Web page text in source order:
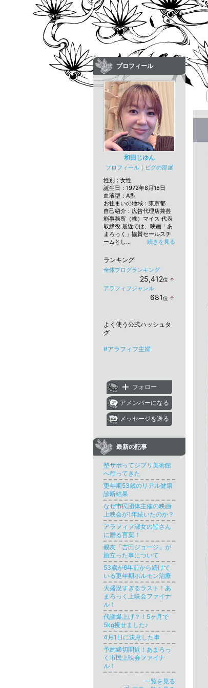
プロフィール
和田じゆん
プロフィール ｜ ピグの部屋
性別： 女性
誕生日： 1972年8月18日
血液型： A型
お住まいの地域： 東京都
自己紹介：広告代理店兼芸
能事務所（株）マイス 代表
取締役 最近では、映画「あ
まろっく」協賛セールスチ
ームとし...
続きを見る
ランキング
全体ブログランキング
25,412位 ↑
アラフィフジャンル
681位 ↑
よく使う公式ハッシュタ
グ
#アラフィフ主婦
フォロー
アメンバーになる
メッセージを送る
最新の記事
塾サボってジブリ美術館
へ行ってきた
更年期53歳のリアル健康
診断結果
なぜ市民団体主催の映画
上映会が1年続いたのか？
アラフィフ淑女の皆さん
に贈る言葉！
親友「吉田ジョージ」が
旅立った事について
53歳が6年前から続けて
いる更年期ホルモン治療
大盛況すぎるラスト！あ
まろっく上映会ファイナ
ル！
代謝爆上げ？！5ヶ月で
5kg痩せました♪
4月1日に決意した事
予約締切間近！あまろっ
く市民上映会ファイナ
ル！
一覧を見る